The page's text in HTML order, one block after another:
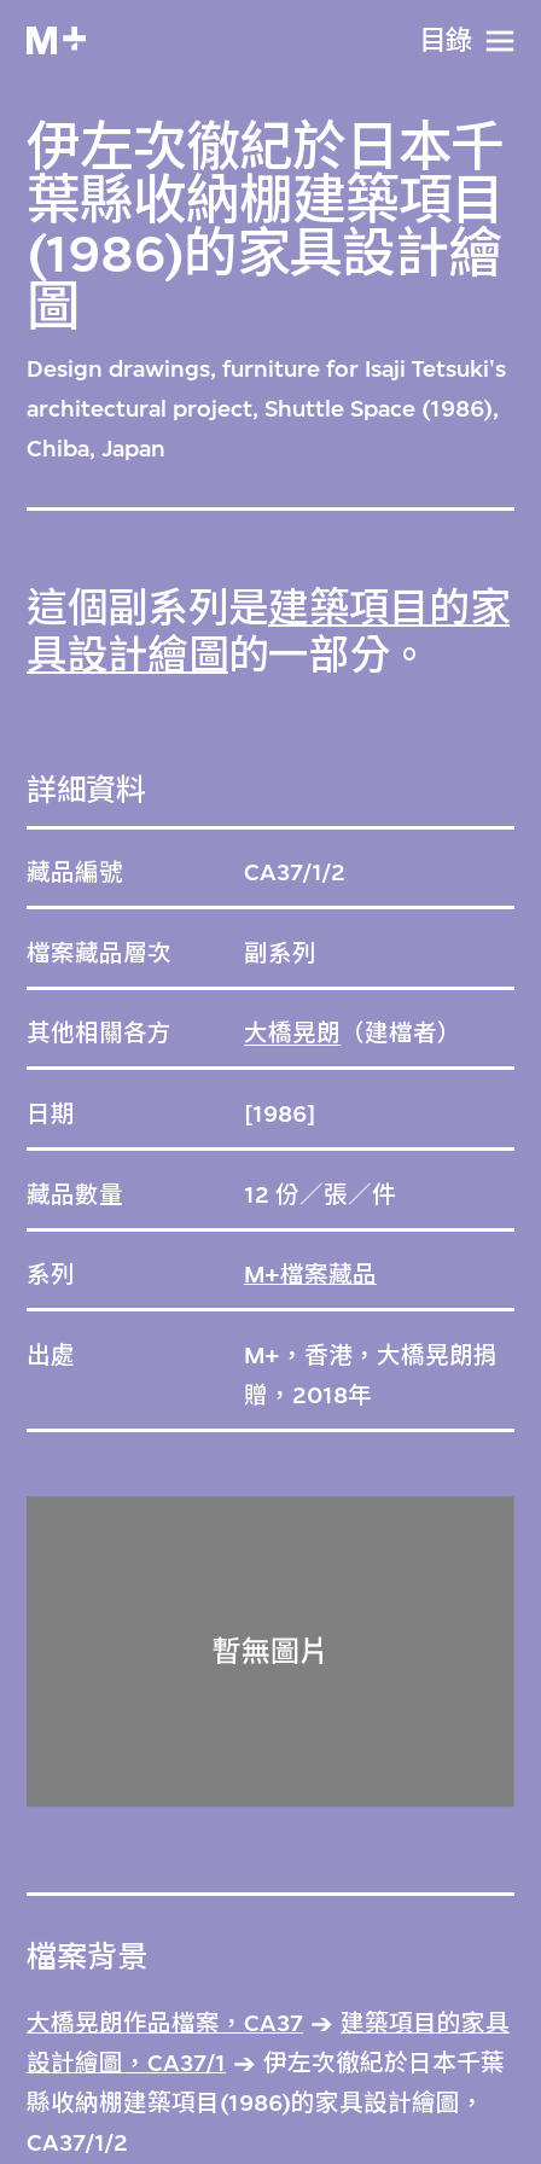
目​錄
伊左次徹紀於日本千
葉縣收納棚建築項目
(1986)的家具設計繪
圖
Design drawings, furniture for Isaji Tetsuki's
architectural project, Shuttle Space (1986),
Chiba, Japan
這個副系列是建築項目的家
具設計繪圖的一部分。
詳細資料
藏品編號 CA37/1/2
檔案藏品層次 副系列
其他相關各方 大橋晃朗 （建檔者）
日期 [1986]
藏品數量 12 份／張／件
系列 M+檔案藏品
出處
M+，香港，大橋晃朗捐
贈，2018年
檔案背景
大橋晃朗作品檔案，CA37
建築項目的家具
設計繪圖，CA37/1
伊左次徹紀於日本千葉
縣收納棚建築項目(1986)的家具設計繪圖，
CA37/1/2